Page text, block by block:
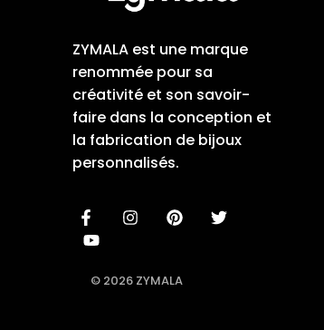
ZYMALA est une marque
renommée pour sa
créativité et son savoir-
faire dans la conception et
la fabrication de bijoux
personnalisés.
© 2026 ZYMALA